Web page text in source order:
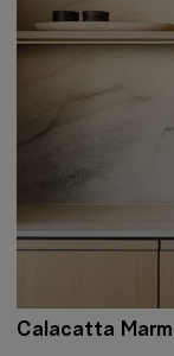
Calacatta